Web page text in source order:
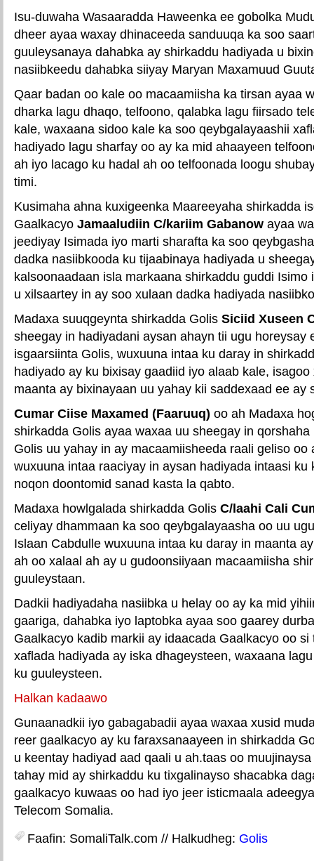
Isu-duwaha Wasaaradda Haweenka ee gobolka
dheer ayaa waxay dhinaceeda sanduuqa ka soo
guuleysanaya dahabka ay shirkaddu hadiyada u
nasiibkeedu dahabka siiyay Maryan Maxamuud
Qaar badan oo kale oo macaamiisha ka tirsan ayaa
dharka lagu dhaqo, telfoono, qalabka lagu fiirsado
kale, waxaana sidoo kale ka soo qeybgalayaashii
hadiyado lagu sharfay oo ay ka mid ahaayeen
ah iyo lacago ku hadal ah oo telfoonada loogu
timi.
Kusimaha ahna kuxigeenka Maareeyaha shirkadda
Gaalkacyo Jamaaludiin C/kariim Gabanow ayaa
jeediyay Isimada iyo marti sharafta ka soo
dadka nasiibkooda ku tijaabinaya hadiyada u
kalsoonaadaan isla markaana shirkaddu guddi Isimo
u xilsaartey in ay soo xulaan dadka hadiyada
Madaxa suuqgeynta shirkadda Golis Siciid Xuseen
sheegay in hadiyadani aysan ahayn tii ugu horeysay
isgaarsiinta Golis, wuxuuna intaa ku daray in
hadiyado ay ku bixisay gaadiid iyo alaab kale,
maanta ay bixinayaan uu yahay kii saddexaad ee ay
Cumar Ciise Maxamed (Faaruuq) oo ah Madaxa
shirkadda Golis ayaa waxaa uu sheegay in
Golis uu yahay in ay macaamiisheeda raali geliso oo
wuxuuna intaa raaciyay in aysan hadiyada intaasi
noqon doontomid sanad kasta la qabto.
Madaxa howlgalada shirkadda Golis C/laahi Cali
celiyay dhammaan ka soo qeybgalayaasha oo uu
Islaan Cabdulle wuxuuna intaa ku daray in maanta
ah oo xalaal ah ay u gudoonsiiyaan macaamiisha
guuleystaan.
Dadkii hadiyadaha nasiibka u helay oo ay ka mid
gaariga, dahabka iyo laptobka ayaa soo gaarey
Gaalkacyo kadib markii ay idaacada Gaalkacyo oo
xaflada hadiyada ay iska dhageysteen, waxaana
ku guuleysteen.
Halkan kadaawo
Gunaanadkii iyo gabagabadii ayaa waxaa xusid
reer gaalkacyo ay ku faraxsanaayeen in shirkadda
u keentay hadiyad aad qaali u ah.taas oo
tahay mid ay shirkaddu ku tixgalinayso shacabka
gaalkacyo kuwaas oo had iyo jeer isticmaala
Telecom Somalia.
Faafin: SomaliTalk.com // Halkudheg: Golis